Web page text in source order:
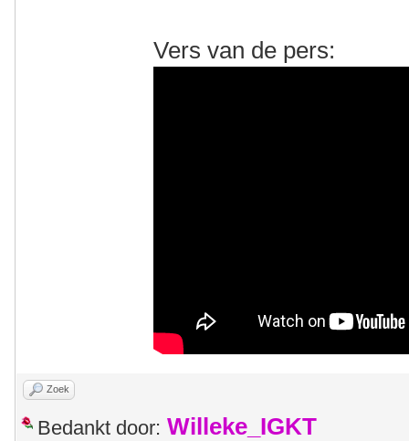
Vers van de pers:
Zoek
Bedankt door: Willeke_IGKT